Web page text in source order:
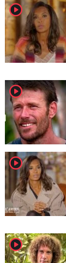
player2
player2
player2
player2